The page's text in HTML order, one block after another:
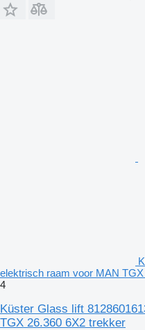
elektrisch raam voor MAN
4
Küster Glass lift
TGX 26.360 6X2 trekker